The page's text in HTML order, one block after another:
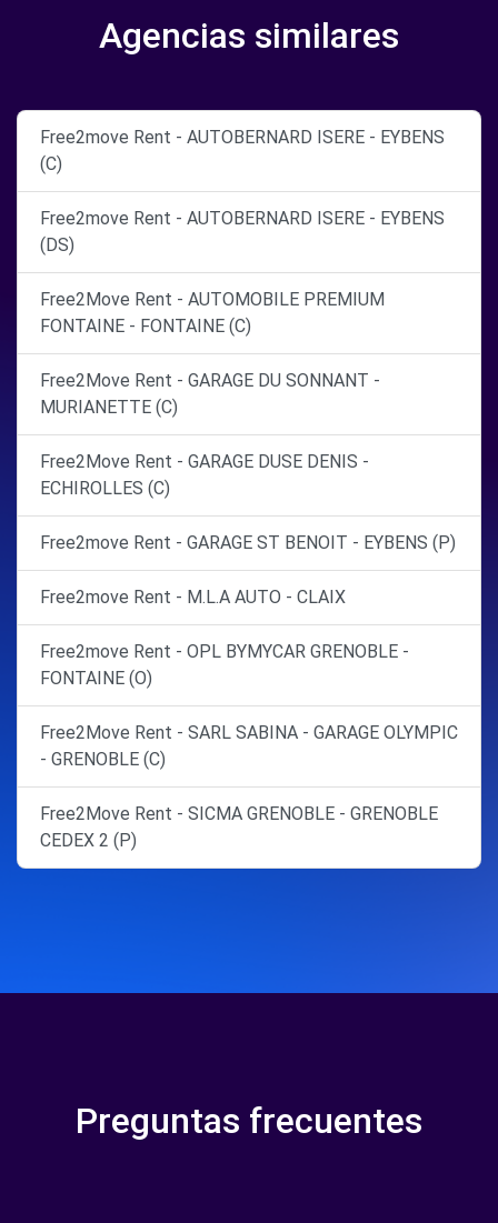
Agencias similares
Free2move Rent - AUTOBERNARD ISERE - EYBENS
(C)
Free2move Rent - AUTOBERNARD ISERE - EYBENS
(DS)
Free2Move Rent - AUTOMOBILE PREMIUM
FONTAINE - FONTAINE (C)
Free2Move Rent - GARAGE DU SONNANT -
MURIANETTE (C)
Free2Move Rent - GARAGE DUSE DENIS -
ECHIROLLES (C)
Free2move Rent - GARAGE ST BENOIT - EYBENS (P)
Free2move Rent - M.L.A AUTO - CLAIX
Free2move Rent - OPL BYMYCAR GRENOBLE -
FONTAINE (O)
Free2Move Rent - SARL SABINA - GARAGE OLYMPIC
- GRENOBLE (C)
Free2Move Rent - SICMA GRENOBLE - GRENOBLE
CEDEX 2 (P)
Preguntas frecuentes